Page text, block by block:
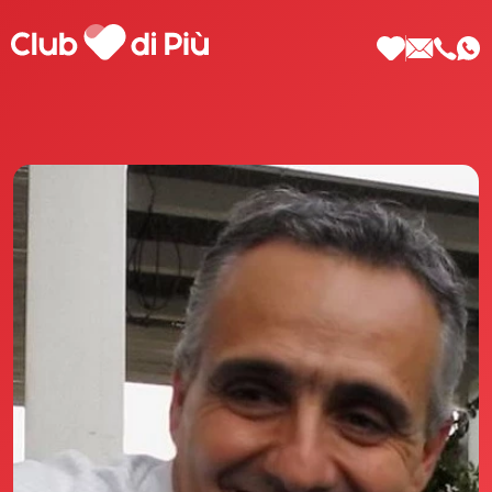
Scopri Club di Più
Le testimonianze Club di Più
La fondatrice Valeria Pilla
Annunci Donne
Agenzia matrimoniale Club di Più
Love Notebook